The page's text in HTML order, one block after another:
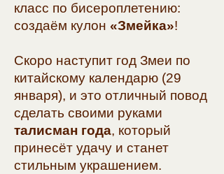
класс по бисероплетению:
создаём кулон «Змейка»!
Скоро наступит год Змеи по
китайскому календарю (29
января), и это отличный повод
сделать своими руками
талисман года, который
принесёт удачу и станет
стильным украшением.